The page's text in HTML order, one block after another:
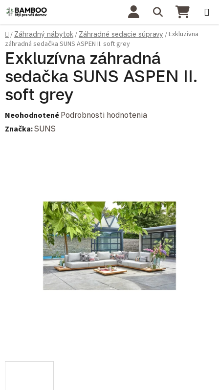
Prejsť na obsah Hľadať
Domov
/ Záhradný nábytok / Záhradné sedacie súpravy /Exkluzívna
záhradná sedačka SUNS ASPEN II. soft grey
Exkluzívna záhradná
sedačka SUNS ASPEN II.
soft grey
Priemerné hodnotenie produktu je 0,0 z 5 hviezdičiek.
Neohodnotené Podrobnosti hodnotenia
Značka:SUNS